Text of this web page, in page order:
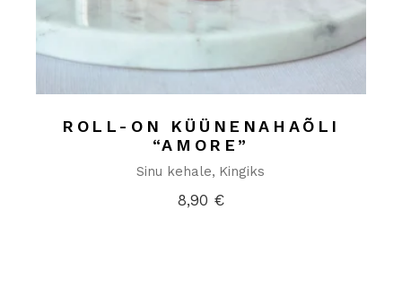
ROLL-ON KÜÜNENAHAÕLI
“AMORE”
Sinu kehale Kingiks
8,90 €